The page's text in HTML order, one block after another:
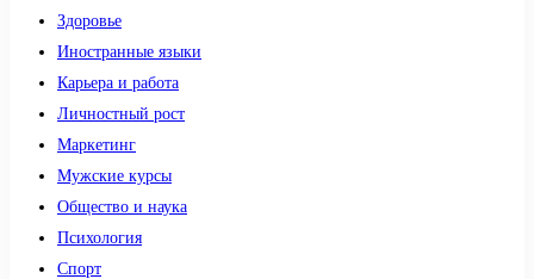
Здоровье
Иностранные языки
Карьера и работа
Личностный рост
Маркетинг
Мужские курсы
Общество и наука
Психология
Спорт